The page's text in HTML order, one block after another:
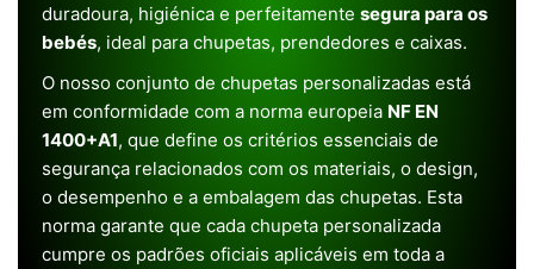
duradoura, higiénica e perfeitamente segura para os
bebés, ideal para chupetas, prendedores e caixas.
O nosso conjunto de chupetas personalizadas está
em conformidade com a norma europeia NF EN
1400+A1, que define os critérios essenciais de
segurança relacionados com os materiais, o design,
o desempenho e a embalagem das chupetas. Esta
norma garante que cada chupeta personalizada
cumpre os padrões oficiais aplicáveis em toda a